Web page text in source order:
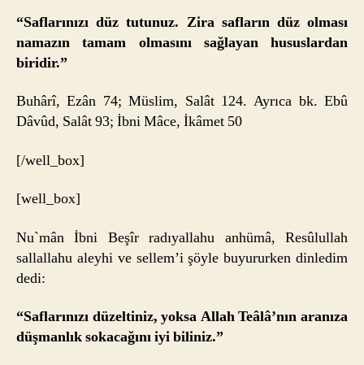
“Saflarınızı düz tutunuz. Zira safların düz olması
namazın tamam olmasını sağlayan hususlardan
biridir.”
Buhârî, Ezân 74; Müslim, Salât 124. Ayrıca bk. Ebû
Dâvûd, Salât 93; İbni Mâce, İkâmet 50
[/well_box]
[well_box]
Nu`mân İbni Beşîr radıyallahu anhümâ, Resûlullah
sallallahu aleyhi ve sellem’i şöyle buyururken dinledim
dedi:
“Saflarınızı düzeltiniz, yoksa Allah Teâlâ’nın aranıza
düşmanlık sokacağını iyi biliniz.”